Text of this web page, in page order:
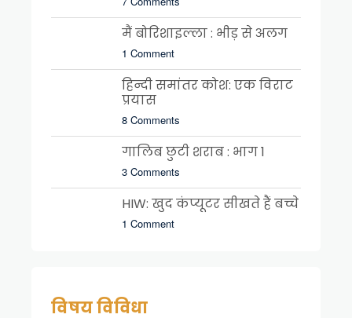
मैं बोरिशाइल्ला : भीड़ से अलग
1 Comment
हिन्दी समांतर कोश: एक विराट
प्रयास
8 Comments
गालिब छुटी शराब : भाग 1
3 Comments
HIW: खुद कंप्यूटर सीखते हैं बच्चे
1 Comment
विषय विविधा